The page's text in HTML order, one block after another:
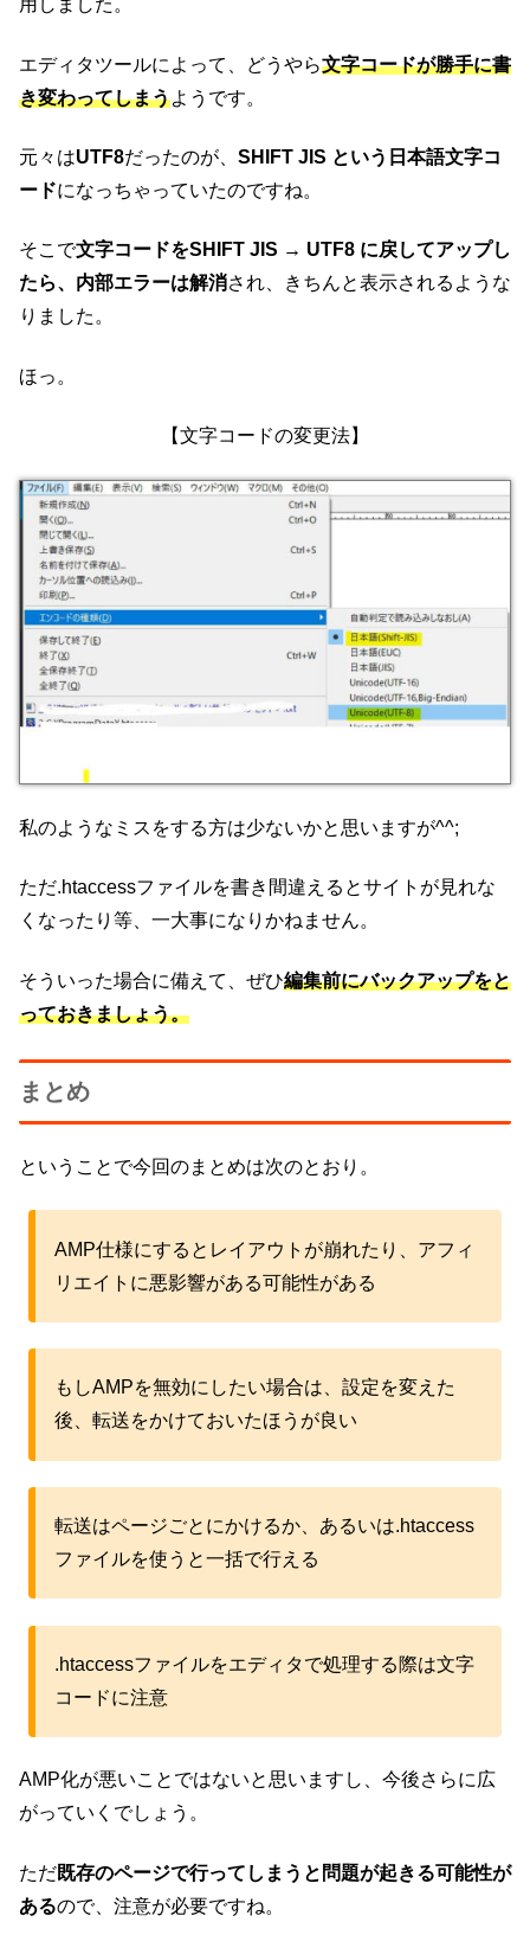
用しました。
エディタツールによって、どうやら文字コードが勝手に書
き変わってしまうようです。
元々はUTF8だったのが、 SHIFT JIS という日本語文字コ
ードになっちゃっていたのですね。
そこで文字コードをSHIFT JIS → UTF8 に戻してアップし
たら、内部エラーは解消され、きちんと表示されるような
りました。
ほっ。
【文字コードの変更法】
私のようなミスをする方は少ないかと思いますが^^;
ただ.htaccessファイルを書き間違えるとサイトが見れな
くなったり等、一大事になりかねません。
そういった場合に備えて、ぜひ編集前にバックアップをと
っておきましょう。
まとめ
ということで今回のまとめは次のとおり。
AMP仕様にするとレイアウトが崩れたり、アフィ
リエイトに悪影響がある可能性がある
もしAMPを無効にしたい場合は、設定を変えた
後、転送をかけておいたほうが良い
転送はページごとにかけるか、あるいは.htaccess
ファイルを使うと一括で行える
.htaccessファイルをエディタで処理する際は文字
コードに注意
AMP化が悪いことではないと思いますし、今後さらに広
がっていくでしょう。
ただ既存のページで行ってしまうと問題が起きる可能性が
あるので、注意が必要ですね。